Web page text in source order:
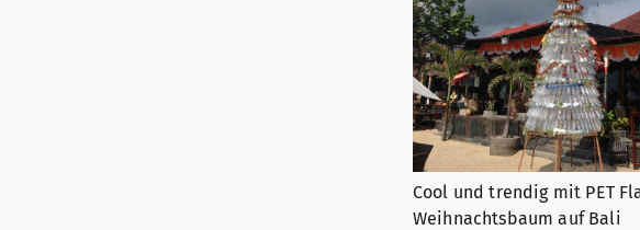
Cool und trendig mit PET
Weihnachtsbaum auf Bali